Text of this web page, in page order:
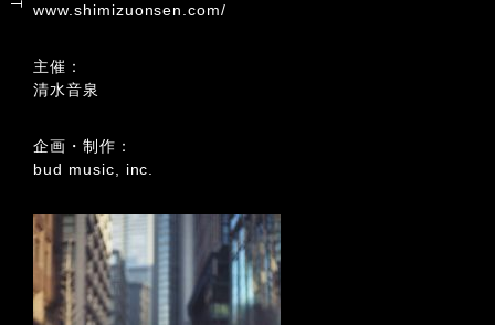
www.shimizuonsen.com/
主催：
清水音泉
企画・制作：
bud music, inc.